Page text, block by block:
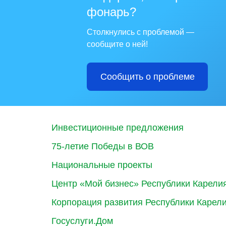
фонарь?
Столкнулись с проблемой —
сообщите о ней!
Сообщить о проблеме
Инвестиционные предложения
75-летие Победы в ВОВ
Национальные проекты
Центр «Мой бизнес» Республики
Корпорация развития Республики
Госуслуги.Дом